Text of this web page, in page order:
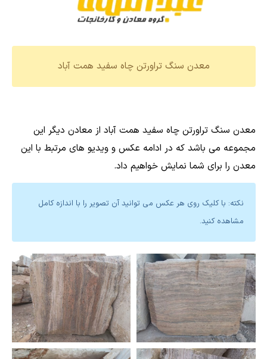
معدن سنگ تراورتن چاه سفید همت آباد
معدن سنگ تراورتن چاه سفید همت آباد از معادن دیگر این
مجموعه می باشد که در ادامه عکس و ویدیو های مرتبط با این
معدن را برای شما نمایش خواهیم داد.
نکته: با کلیک روی هر عکس می توانید آن تصویر را با اندازه کامل
مشاهده کنید.